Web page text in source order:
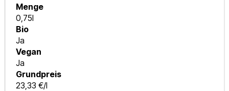
Menge
0,75l
Bio
Ja
Vegan
Ja
Grundpreis
23,33 €/l